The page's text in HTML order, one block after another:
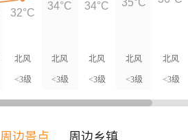
北风
<3级
北风
<3级
北风
<3级
北风
<3级
北风
<3级
32°C
34°C 34°C 35°C
周边景点 周边乡镇